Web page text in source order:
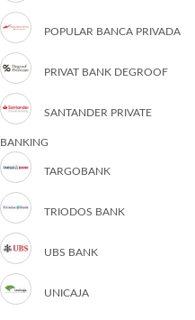
POPULAR BANCA PRIVADA
PRIVAT BANK DEGROOF
SANTANDER PRIVATE
BANKING
TARGOBANK
TRIODOS BANK
UBS BANK
UNICAJA